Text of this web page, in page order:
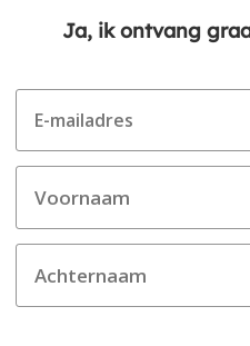
Ja, ik ontvang